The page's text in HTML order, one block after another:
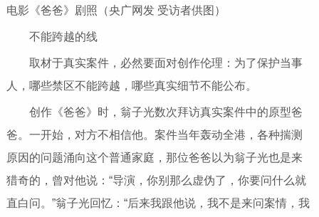
电影《爸爸》剧照（央广网发 受访者供图）
不能跨越的线
取材于真实案件，必然要面对创作伦理：为了保护当事
人，哪些禁区不能跨越，哪些真实细节不能公布。
创作《爸爸》时，翁子光数次拜访真实案件中的原型爸
爸。一开始，对方不相信他。案件当年轰动全港，各种揣测
原因的问题涌向这个普通家庭，那位爸爸以为翁子光也是来
猎奇的，曾对他说：“导演，你别那么虚伪了，你要问什么就
直白问。”翁子光回忆：“后来我跟他说，我不是来问案情，我